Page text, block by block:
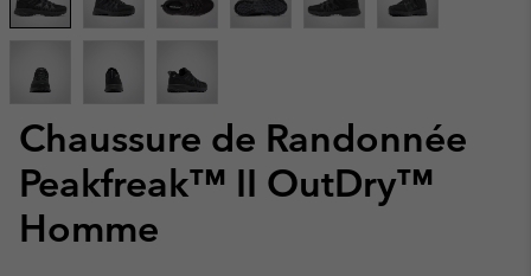
Chaussure de Randonnée
Peakfreak™ II OutDry™
Homme